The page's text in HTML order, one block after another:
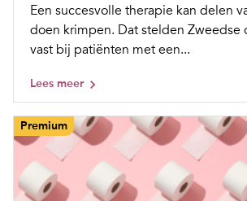
Een succesvolle therapie kan delen
doen krimpen. Dat stelden Zweedse
vast bij patiënten met een...
Lees meer
Premium